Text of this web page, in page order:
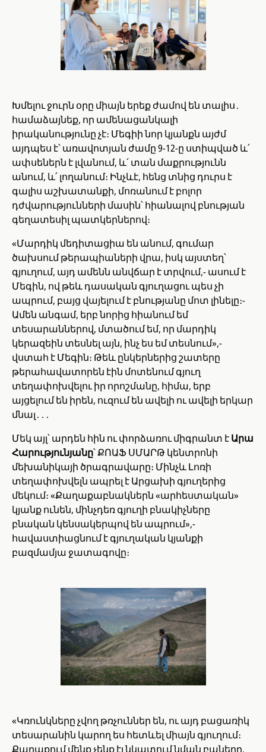
Խմելու ջուրն օրը միայն երեք ժամով են տալիս․
համաձայնեք, որ ամենացանկալի
իրականությունը չէ։ Մեգիի նոր կյանքն այժմ
այդպես է՝ առավոտյան ժամը 9-12-ը ստիպված և՛
ափսեներն է լվանում, և՛ տան մաքրությունն
անում, և՛ լողանում։ Ինչևէ, հենց տնից դուրս է
գալիս աշխատանքի, մոռանում է բոլոր
դժվարությունների մասին՝ հիանալով բնության
գեղատեսիլ պատկերներով։
«Մարդիկ մեդիտացիա են անում, գումար
ծախսում թերապիաների վրա, իսկ այստեղ՝
գյուղում, այդ ամենն անվճար է տրվում,- ասում է
Մեգին, ով թեև դասական գյուղացու պես չի
ապրում, բայց վայելում է բնությանը մոտ լինելը։-
Ամեն անգամ, երբ նորից հիանում եմ
տեսարաններով, մտածում եմ, որ մարդիկ
կերազեին տեսնել այն, ինչ ես եմ տեսնում»,-
վստահ է Մեգին։ Թեև ընկերներից շատերը
թերահավատորեն էին մոտենում գյուղ
տեղափոխվելու իր որոշմանը, հիմա, երբ
այցելում են իրեն, ուզում են ավելի ու ավելի երկար
մնալ․․․
Մեկ այլ՝ արդեն հին ու փորձառու միգրանտ էԱրա
Հարությունյանը՝ ՔՈԱՖ ՍՄԱՐԹ կենտրոնի
մեխանիկայի ծրագրավարը։ Մինչև Լոռի
տեղափոխվելն ապրել է Արցախի գյուղերից
մեկում։ «Քաղաքաբնակներն «արհեստական»
կյանք ունեն, մինչդեռ գյուղի բնակիչները
բնական կենսակերպով են ապրում»,-
հավաստիացնում է գյուղական կյանքի
բազմամյա ջատագովը։
«Կռունկները չվող թռչուններ են, ու այդ բացառիկ
տեսարանին կարող ես հետևել միայն գյուղում։
Քաղաքում մենք չենք էլ նկատում նման բաները,